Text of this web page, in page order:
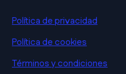
Política de privacidad
Política de cookies
Términos y condiciones